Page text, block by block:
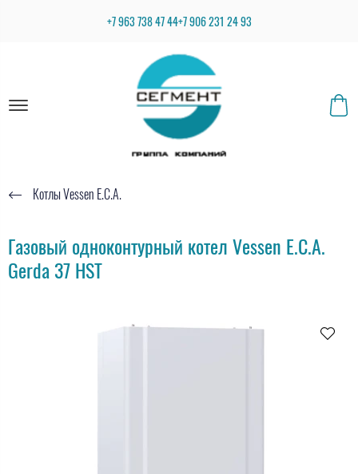
+7 963 738 47 44+7 906 231 24 93
Котлы Vessen E.C.A.
Газовый одноконтурный котел Vessen E.C.A.
Gerda 37 HST